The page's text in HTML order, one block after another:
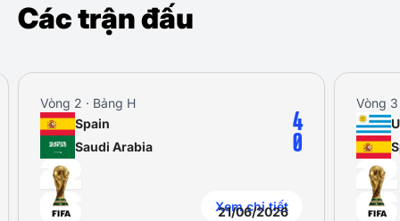
Các trận đấu
Vòng 2 · Bảng H
21/06/2026
Spain
Saudi Arabia
Xem chi tiết
Vòng 3 ·